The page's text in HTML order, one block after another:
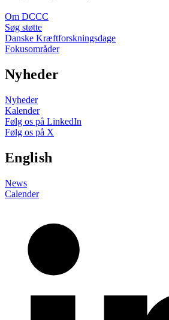
Om DCCC
Søg støtte
Danske Kræftforskningsdage
Fokusområder
Nyheder
Nyheder
Kalender
Følg os på LinkedIn
Følg os på X
English
News
Calender